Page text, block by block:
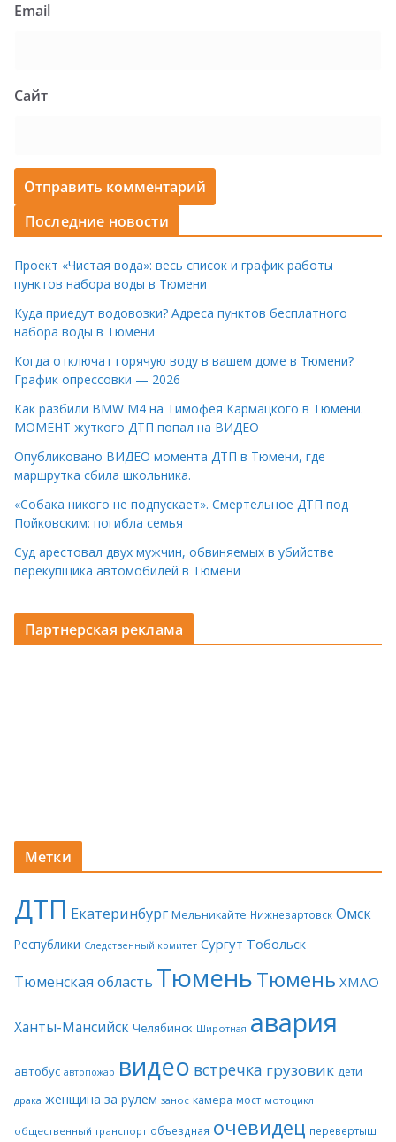
Email
Сайт
Последние новости
Проект «Чистая вода»: весь список и график работы
пунктов набора воды в Тюмени
Куда приедут водовозки? Адреса пунктов бесплатного
набора воды в Тюмени
Когда отключат горячую воду в вашем доме в Тюмени?
График опрессовки — 2026
Как разбили BMW M4 на Тимофея Кармацкого в Тюмени.
МОМЕНТ жуткого ДТП попал на ВИДЕО
Опубликовано ВИДЕО момента ДТП в Тюмени, где
маршрутка сбила школьника.
«Собака никого не подпускает». Смертельное ДТП под
Пойковским: погибла семья
Суд арестовал двух мужчин, обвиняемых в убийстве
перекупщика автомобилей в Тюмени
Партнерская реклама
Метки
ДТП Екатеринбург Мельникайте Нижневартовск Омск
Республики Следственный комитет Сургут Тобольск
Тюменская область ТюменьТюмень ХМАО
Ханты-Мансийск Челябинск Широтная авария
автобус автопожар видео встречка грузовик дети
драка женщина за рулем занос камера мост мотоцикл
общественный транспорт объездная очевидец перевертыш